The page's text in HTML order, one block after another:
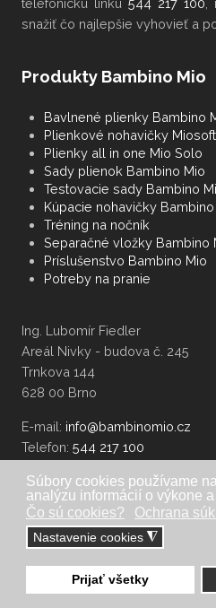
Súbory cookies používame
analýzu informácií o výkone
Čo sú cookies?
Ochrana
Nastavenie cookies ◮
Prijať všetky
telefonickú linku 544 217 100
snažiť čo najlepšie vyhovieť a
Produkty Bambino Mio
Bavlnené plienky Bambino
Plienkové nohavičky Miosoft
Plienky all in one Mio Solo
Sady plienok Bambino Mio
Testovacie sady Bambino
Kúpacie nohavičky Bambino
Tréning na nočník
Separačné vložky Bambino
Príslušenstvo Bambino Mio
Potreby na pranie
Ing. Lubomír Fiedler
Areál Nivky - budova č. 245
Trnkova 144
628 00 Brno
E-mail:
Telefon: 544 217 100
Ochrana súkromia